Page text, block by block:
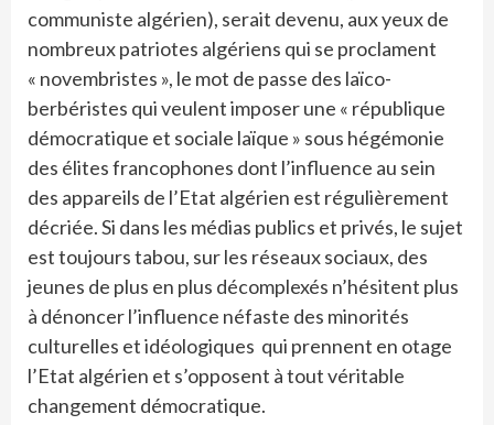
communiste algérien), serait devenu, aux yeux de
nombreux patriotes algériens qui se proclament
« novembristes », le mot de passe des laïco-
berbéristes qui veulent imposer une « république
démocratique et sociale laïque » sous hégémonie
des élites francophones dont l’influence au sein
des appareils de l’Etat algérien est régulièrement
décriée. Si dans les médias publics et privés, le sujet
est toujours tabou, sur les réseaux sociaux, des
jeunes de plus en plus décomplexés n’hésitent plus
à dénoncer l’influence néfaste des minorités
culturelles et idéologiques qui prennent en otage
l’Etat algérien et s’opposent à tout véritable
changement démocratique.